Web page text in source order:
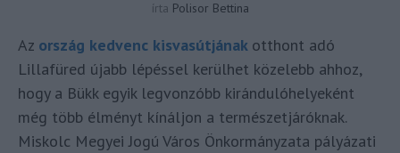
írta Polisor Bettina
Az ország kedvenc kisvasútjának otthont adó
Lillafüred újabb lépéssel kerülhet közelebb ahhoz,
hogy a Bükk egyik legvonzóbb kirándulóhelyeként
még több élményt kínáljon a természetjáróknak.
Miskolc Megyei Jogú Város Önkormányzata pályázati